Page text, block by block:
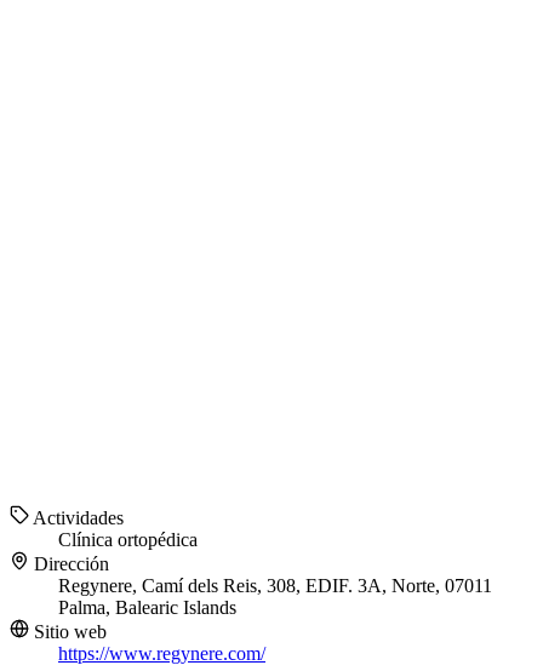
Actividades
Clínica ortopédica
Dirección
Regynere, Camí dels Reis, 308, EDIF. 3A, Norte, 07011
Palma, Balearic Islands
Sitio web
https://www.regynere.com/